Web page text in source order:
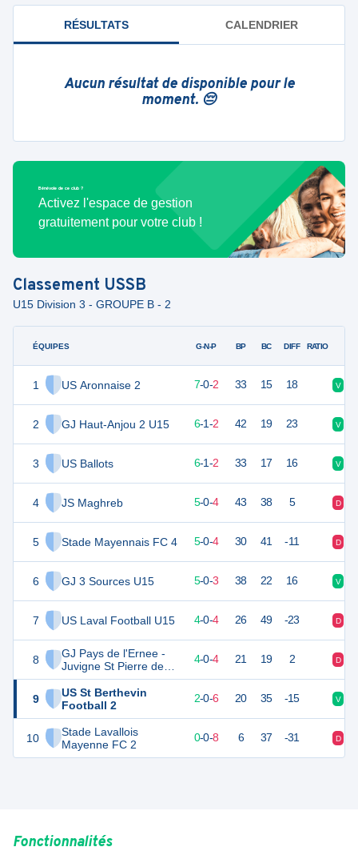
RÉSULTATS CALENDRIER
Aucun résultat de disponible pour le
moment. 😔
Bénévole de ce club ?
Activez l'espace de gestion
gratuitement pour votre club !
Classement USSB
U15 Division 3 - GROUPE B - 2
ÉQUIPES
1 US Aronnaise 2
2 GJ Haut-Anjou 2 U15
3 US Ballots
4 JS Maghreb
5 Stade Mayennais FC 4
6 GJ 3 Sources U15
7 US Laval Football U15
8
GJ Pays de l'Ernee -
Juvigne St Pierre des
Landes 2 U15
9
US St Berthevin
Football 2
10
Stade Lavallois
Mayenne FC 2
G-N-P BP BC DIFF RATIO
7-0-2 33 15 18 V
19 9 6-1-2 42 19 23 V
6-1-2 33 17 16 V
5-0-4 43 38 5 D
15 9 5-0-4 30 41 -11 D
14 5-0-3 38 22 16 V
11 9 4-0-4 26 49 -23 D
11 4-0-4 21 19 2 D
5 2-0-6 20 35 -15 V
0-0-8 6 37 -31 D
Fonctionnalités